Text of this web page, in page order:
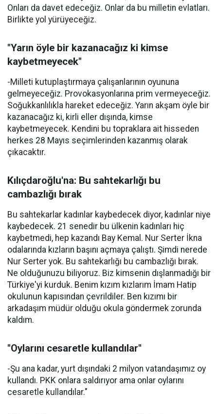
Onları da davet edeceğiz. Onlar da bu milletin evlatları.
Birlikte yol yürüyeceğiz.
"Yarın öyle bir kazanacağız ki kimse
kaybetmeyecek"
-Milleti kutuplaştırmaya çalışanlarının oyununa
gelmeyeceğiz. Provokasyonlarına prim vermeyeceğiz.
Soğukkanlılıkla hareket edeceğiz. Yarın akşam öyle bir
kazanacağız ki, kirli eller dışında, kimse
kaybetmeyecek. Kendini bu topraklara ait hisseden
herkes 28 Mayıs seçimlerinden kazanmış olarak
çıkacaktır.
Kılıçdaroğlu'na: Bu sahtekarlığı bu
cambazlığı bırak
Bu sahtekarlar kadınlar kaybedecek diyor, kadınlar niye
kaybedecek. 21 senedir bu ülkenin kadınları hiç
kaybetmedi, hep kazandı Bay Kemal. Nur Serter İkna
odalarında kızların başını açmaya çalıştı. Şimdi nerede
Nur Serter yok. Bu sahtekarlığı bu cambazlığı bırak.
Ne olduğunuzu biliyoruz. Biz kimsenin dışlanmadığı bir
Türkiye'yi kurduk. Benim kızım kızlarım İmam Hatip
okulunun kapısından çevrildiler. Ben kızımı bir
arkadaşım müdür olduğu okula göndermek zorunda
kaldım.
"Oylarını cesaretle kullandılar"
-Şu ana kadar, yurt dışındaki 2 milyon vatandaşımız oy
kullandı. PKK onlara saldırıyor ama onlar oylarını
cesaretle kullandılar."